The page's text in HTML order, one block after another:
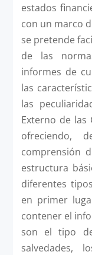
estados
con un marco
se pretende
de las
informes de
las
las
Externo de las
comprensión
estructura
diferentes
en primer
contener el
son el tipo
salvedades,